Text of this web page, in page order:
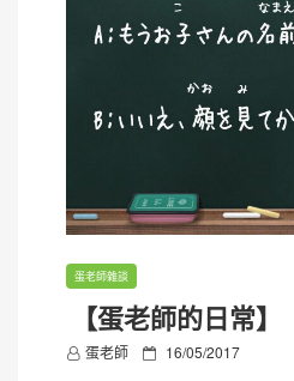
蛋老師雜談
【蛋老師的日常】
蛋老師
P 16/05/2017